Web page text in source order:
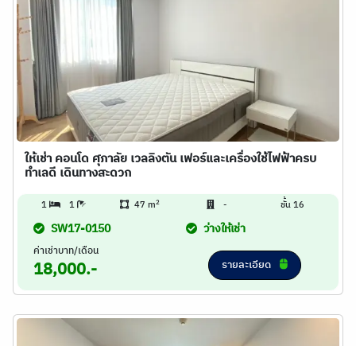
ให้เช่า คอนโด ศุภาลัย เวลลิงตัน เฟอร์และเครื่องใช้ไฟฟ้าครบ
ทำเลดี เดินทางสะดวก
1 1 47 m2 - ชั้น 16
SW17-0150 ว่างให้เช่า
ค่าเช่าบาท/เดือน
18,000.- รายละเอียด